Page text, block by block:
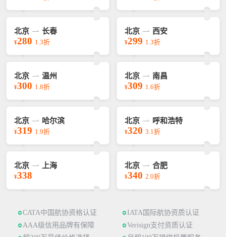
北京 长春
¥280 1.3折
北京 西安
¥299 1.3折
北京 温州
¥300 1.8折
北京 南昌
¥309 1.6折
北京 哈尔滨
¥319 1.9折
北京 呼和浩特
¥320 3.1折
北京 上海
¥338
北京 合肥
¥340 2.0折
CATA中国航协资格认证
IATA国际航协资质认证
AAA级信用品牌有保障
Verisign支付资质认证